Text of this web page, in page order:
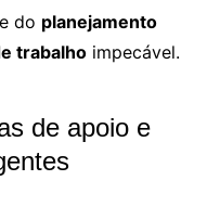
do planejamento
trabalhoimpecável.
de apoio e